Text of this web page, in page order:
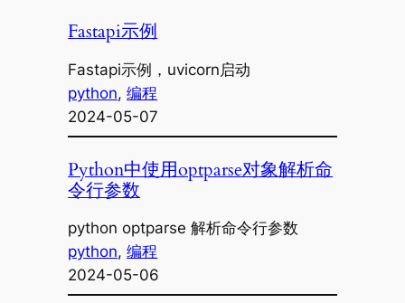
Fastapi示例
Fastapi示例，uvicorn启动
python, 编程
2024-05-07
Python中使用optparse对象解析命
令行参数
python optparse 解析命令行参数
python, 编程
2024-05-06